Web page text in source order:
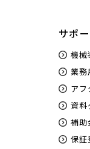
サポ
機械
業
アフ
資料
補助
保証